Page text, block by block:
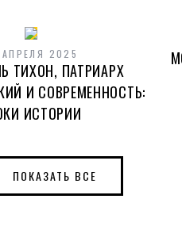
2025
ТИХОН, ПАТРИАРХ
И СОВРЕМЕННОСТЬ:
ИСТОРИИ
ПОКАЗАТЬ ВСЕ